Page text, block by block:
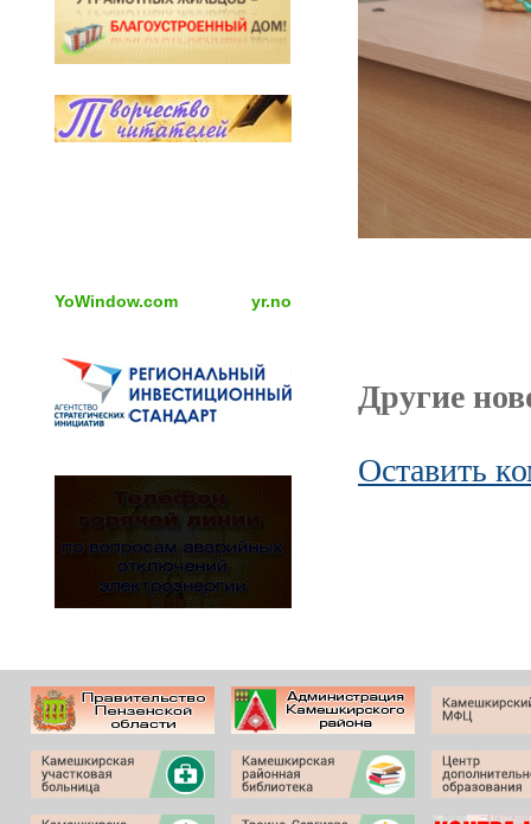
YoWindow.com yr.no
Другие
Оставить